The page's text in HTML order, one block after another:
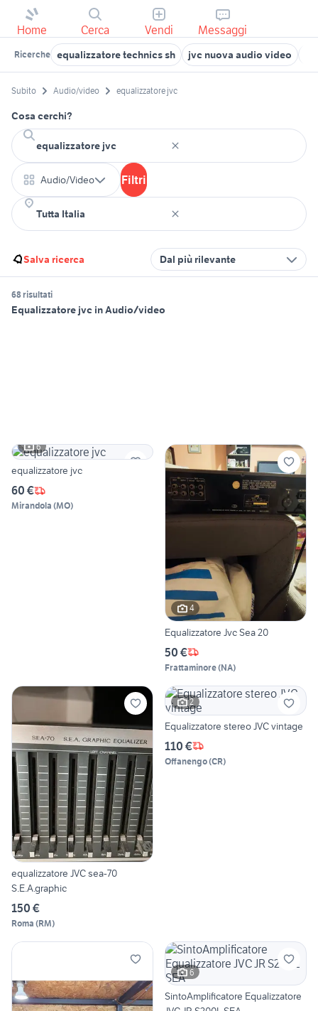
Home Cerca Vendi Messaggi
Ricerche equalizzatore technics sh jvc nuova audio video
Subito Audio/video equalizzatore jvc
Cosa cerchi?
Audio/Video Filtri
Salva ricerca Dal più rilevante
68 risultati
Equalizzatore jvc in Audio/video
6
equalizzatore jvc
60 €
Mirandola (MO)
4
Equalizzatore Jvc Sea 20
50 €
Frattaminore(NA)
equalizzatore JVC sea-70
S.E.A.graphic
150 €
Roma (RM)
2
Equalizzatore stereo JVC vintage
110 €
Offanengo(CR)
6
SintoAmplificatore Equalizzatore